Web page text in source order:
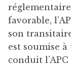
favorable,
son
est soumise
conduit